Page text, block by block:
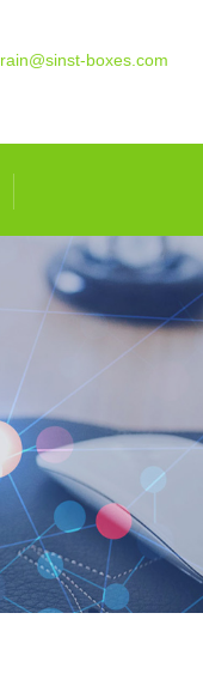
rain@sinst-boxes.com